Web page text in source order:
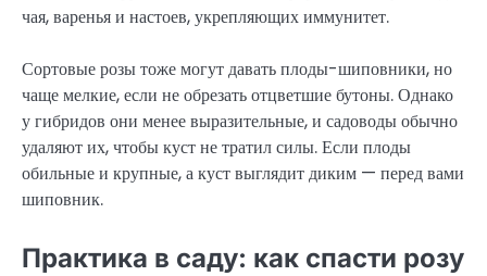
чая, варенья и настоев, укрепляющих иммунитет.
Сортовые розы тоже могут давать плоды-шиповники, но
чаще мелкие, если не обрезать отцветшие бутоны. Однако
у гибридов они менее выразительные, и садоводы обычно
удаляют их, чтобы куст не тратил силы. Если плоды
обильные и крупные, а куст выглядит диким — перед вами
шиповник.
Практика в саду: как спасти розу